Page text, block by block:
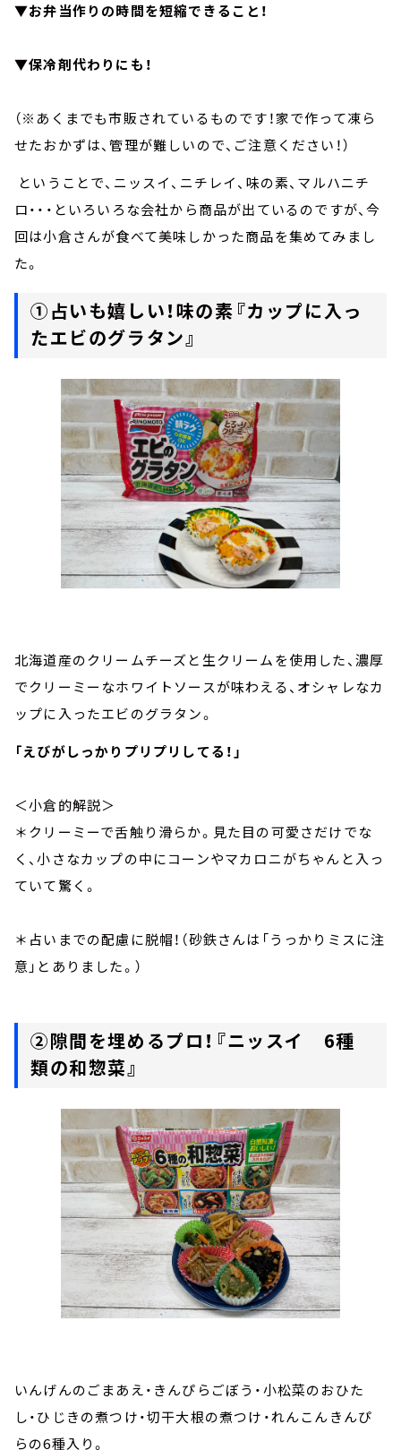
▼お弁当作りの時間を短縮できること！
▼保冷剤代わりにも！
（※あくまでも市販されているものです！家で作って凍ら
せたおかずは、管理が難しいので、ご注意ください！）
ということで、ニッスイ、ニチレイ、味の素、マルハニチ
ロ・・・といろいろな会社から商品が出ているのですが、今
回は小倉さんが食べて美味しかった商品を集めてみまし
た。
①占いも嬉しい！味の素『カップに入っ
たエビのグラタン』
北海道産のクリームチーズと生クリームを使用した、濃厚
でクリーミーなホワイトソースが味わえる、オシャレなカ
ップに入ったエビのグラタン。
「えびがしっかりプリプリしてる！」
＜小倉的解説＞
＊クリーミーで舌触り滑らか。見た目の可愛さだけでな
く、小さなカップの中にコーンやマカロニがちゃんと入っ
ていて驚く。
＊占いまでの配慮に脱帽！（砂鉄さんは「うっかりミスに注
意」とありました。）
②隙間を埋めるプロ！『ニッスイ 6種
類の和惣菜』
いんげんのごまあえ・きんぴらごぼう・小松菜のおひた
し・ひじきの煮つけ・切干大根の煮つけ・れんこんきんぴ
らの6種入り。